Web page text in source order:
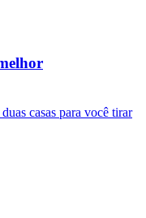
casas para você tirar